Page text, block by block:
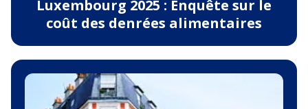
Luxembourg 2025 : Enquête sur le
coût des denrées alimentaires